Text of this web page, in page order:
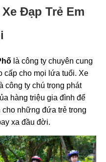
Đạp Trẻ Em
là công ty chuyên cung
cấp cho mọi lứa tuổi. Xe
công ty chú trọng phát
hàng triệu gia đình để
những đứa trẻ trong
xa đầu đời.